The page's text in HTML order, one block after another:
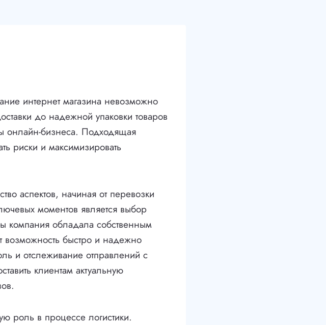
интернет магазина невозможно
до надежной упаковки товаров
онлайн-бизнеса. Подходящая
риски и максимизировать
аспектов, начиная от перевозки
моментов является выбор
компания обладала собственным
возможность быстро и надежно
и отслеживание отправлений с
клиентам актуальную
роль в процессе логистики.